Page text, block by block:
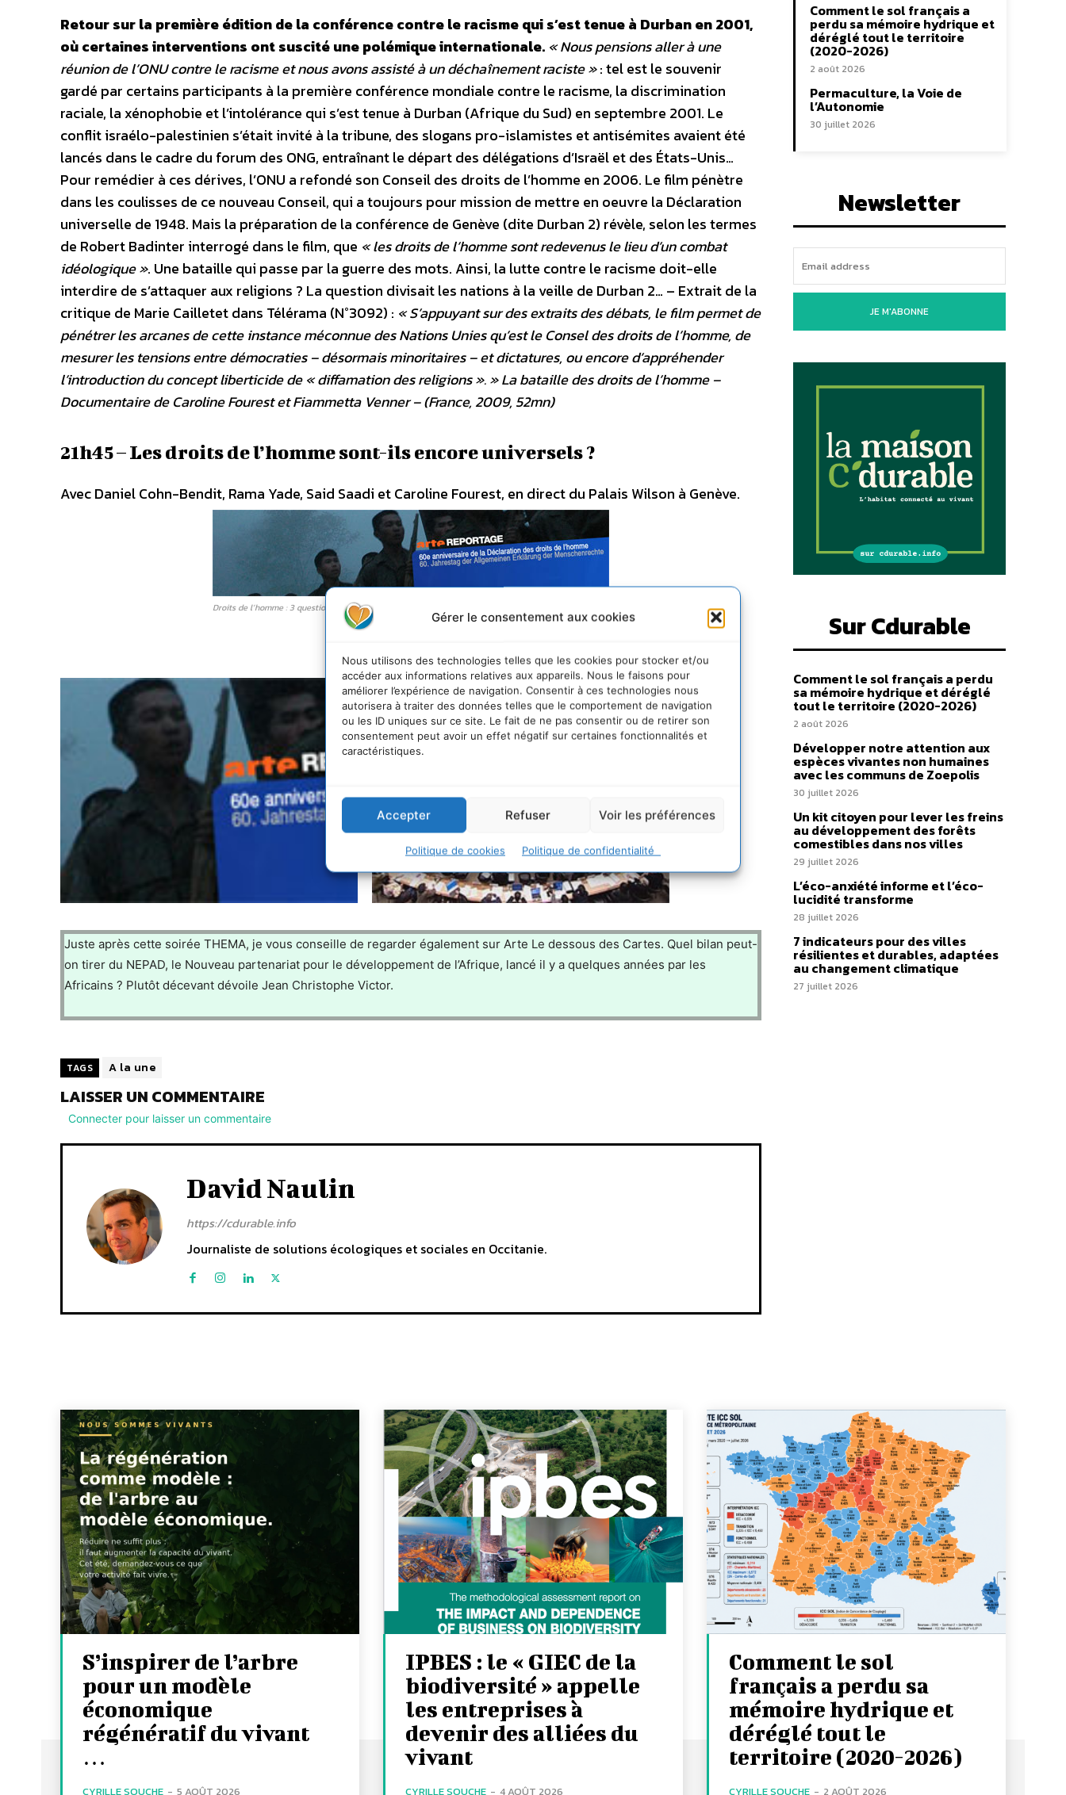
Gérer le consentement aux cookies
Nous utilisons des technologies telles que les cookies pour stocker et/ou
accéder aux informations relatives aux appareils. Nous le faisons pour
améliorer l’expérience de navigation. Consentir à ces technologies nous
autorisera à traiter des données telles que le comportement de navigation
ou les ID uniques sur ce site. Le fait de ne pas consentir ou de retirer son
consentement peut avoir un effet négatif sur certaines fonctionnalités et
caractéristiques.
Accepter Refuser Voir les préférences
Politique de cookies Politique de confidentialité
Retour sur la première édition de la conférence contre le racisme qui s’est tenue à Durban en 2001,
où certaines interventions ont suscité une polémique internationale. « Nous pensions aller à une
réunion de l’ONU contre le racisme et nous avons assisté à un déchaînement raciste »: tel est le souvenir
gardé par certains participants à la première conférence mondiale contre le racisme, la discrimination
raciale, la xénophobie et l’intolérance qui s’est tenue à Durban (Afrique du Sud) en septembre 2001. Le
conflit israélo-palestinien s’était invité à la tribune, des slogans pro-islamistes et antisémites avaient été
lancés dans le cadre du forum des ONG, entraînant le départ des délégations d’Israël et des États-Unis…
Pour remédier à ces dérives, l’ONU a refondé son Conseil des droits de l’homme en 2006. Le film pénètre
dans les coulisses de ce nouveau Conseil, qui a toujours pour mission de mettre en oeuvre la Déclaration
universelle de 1948. Mais la préparation de la conférence de Genève (dite Durban 2) révèle, selon les termes
de Robert Badinter interrogé dans le film, que « les droits de l’homme sont redevenus le lieu d’un combat
idéologique ». Une bataille qui passe par la guerre des mots. Ainsi, la lutte contre le racisme doit-elle
interdire de s’attaquer aux religions ? La question divisait les nations à la veille de Durban 2… – Extrait de la
critique de Marie Cailletet dans Télérama (N°3092) : « S’appuyant sur des extraits des débats, le film permet de
pénétrer les arcanes de cette instance méconnue des Nations Unies qu’est le Consel des droits de l’homme, de
mesurer les tensions entre démocraties – désormais minoritaires – et dictatures, ou encore d’appréhender
l’introduction du concept liberticide de « diffamation des religions ». »La bataille des droits de l’homme –
Documentaire de Caroline Fourest et Fiammetta Venner – (France, 2009, 52mn)
21h45 – Les droits de l’homme sont-ils encore universels ?
Avec Daniel Cohn-Bendit, Rama Yade, Said Saadi et Caroline Fourest, en direct du Palais Wilson à Genève.
Droits de l’homme : 3 questions à …
Juste après cette soirée THEMA, je vous conseille de regarder également sur Arte Le dessous des Cartes. Quel bilan peut-
on tirer du NEPAD, le Nouveau partenariat pour le développement de l’Afrique, lancé il y a quelques années par les
Africains ? Plutôt décevant dévoile Jean Christophe Victor.
TAGS A la une
LAISSER UN COMMENTAIRE
Connecter pour laisser un commentaire
David Naulin
https://cdurable.info
Journaliste de solutions écologiques et sociales en Occitanie.
Comment le sol français a
perdu sa mémoire hydrique et
déréglé tout le territoire
(2020-2026)
2 août 2026
Permaculture, la Voie de
l’Autonomie
30 juillet 2026
Newsletter
JE M'ABONNE
Sur Cdurable
Comment le sol français a perdu
sa mémoire hydrique et déréglé
tout le territoire (2020-2026)
2 août 2026
Développer notre attention aux
espèces vivantes non humaines
avec les communs de Zoepolis
30 juillet 2026
Un kit citoyen pour lever les freins
au développement des forêts
comestibles dans nos villes
29 juillet 2026
L’éco-anxiété informe et l’éco-
lucidité transforme
28 juillet 2026
7 indicateurs pour des villes
résilientes et durables, adaptées
au changement climatique
27 juillet 2026
S’inspirer de l’arbre
pour un modèle
économique
régénératif du vivant
…
CYRILLE SOUCHE - 5 AOÛT 2026
IPBES : le « GIEC de la
biodiversité » appelle
les entreprises à
devenir des alliées du
vivant
CYRILLE SOUCHE - 4 AOÛT 2026
Comment le sol
français a perdu sa
mémoire hydrique et
déréglé tout le
territoire (2020-2026)
CYRILLE SOUCHE - 2 AOÛT 2026